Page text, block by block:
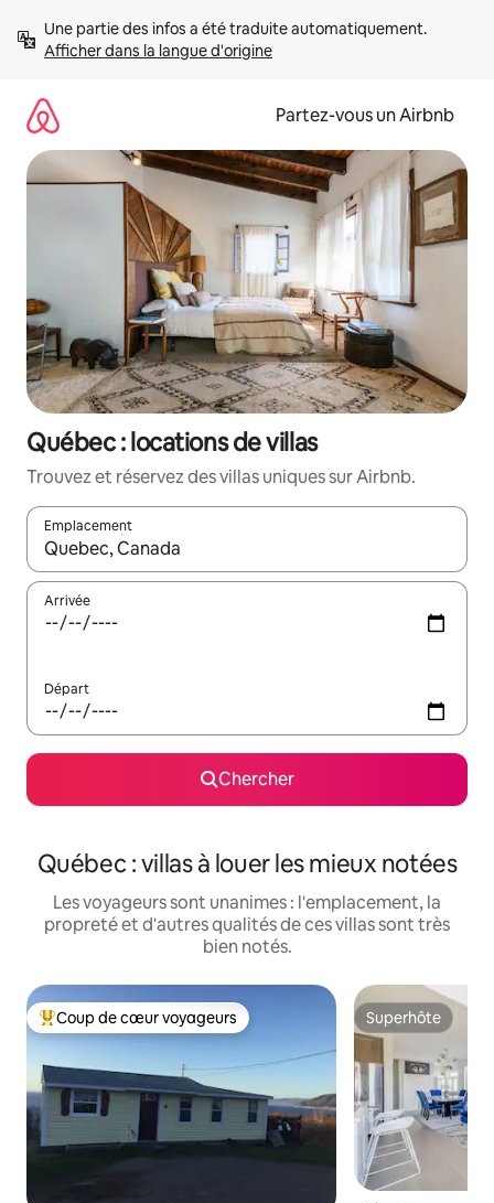
directement
Afficher dans la langue d'origine
Partez-vous un Airbnb
Québec : locations de villas
Trouvez et réservez des villas uniques sur Airbnb.
Emplacement
Quand les résultats sont affichés, parcourez-les en utilisant
Arrivée
Départ
Chercher
Québec : villas à louer les mieux notées
Les voyageurs sont unanimes : l'emplacement, la
propreté et d'autres qualités de ces villas sont très
bien notés.
Coup de cœur voyageurs parmi les plus aimés
Coup de cœur voyageurs Superhôte
Superhôte